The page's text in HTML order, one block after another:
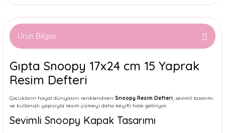
Ürün Bilgisi
Gıpta Snoopy 17x24 cm 15 Yaprak
Resim Defteri
Çocukların hayal dünyasını renklendiren Snoopy Resim Defteri, sevimli tasarımı
ve kullanışlı yapısıyla resim çizmeyi daha keyifli hale getiriyor.
Sevimli Snoopy Kapak Tasarımı